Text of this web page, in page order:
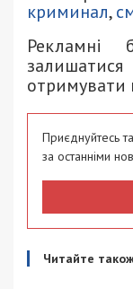
криминал,
отримувати
Приєднуйтесь
за останніми
Читайте